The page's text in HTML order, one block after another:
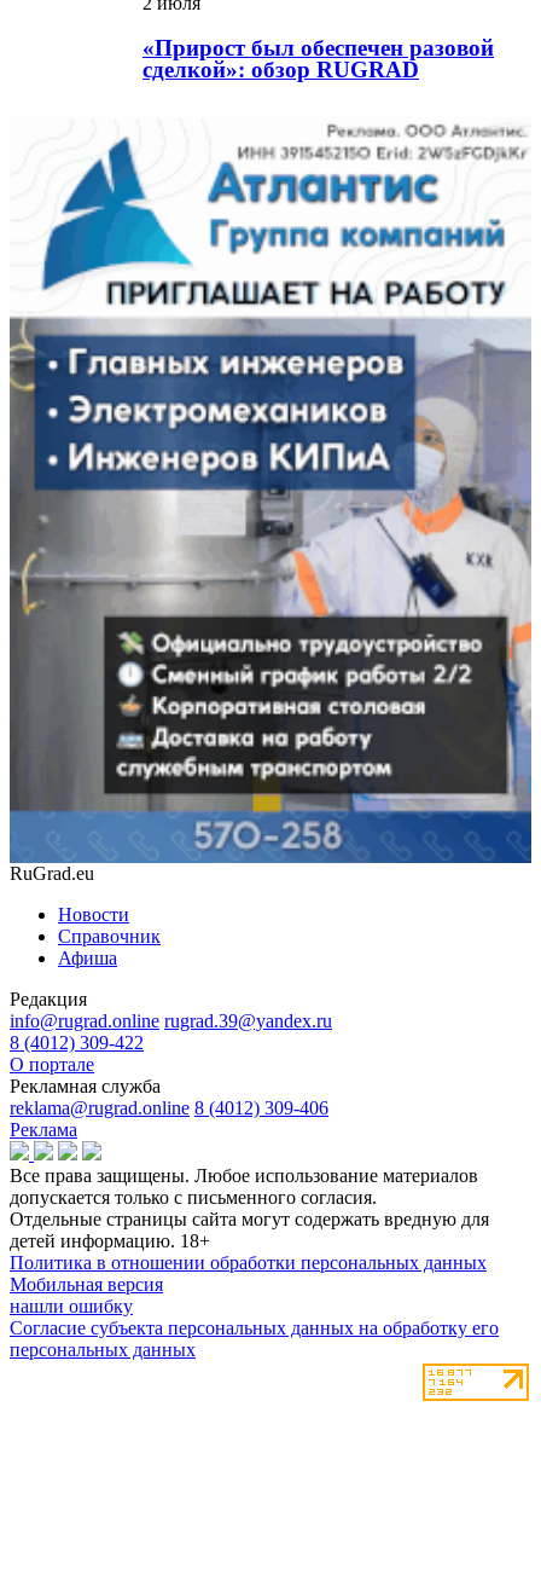
«Прирост был обеспечен разовой
сделкой»: обзор RUGRAD
RuGrad.eu
Новости
Справочник
Афиша
Редакция
info@rugrad.online rugrad.39@yandex.ru
8 (4012) 309-422
О портале
Рекламная служба
reklama@rugrad.online 8 (4012) 309-406
Реклама
Все права защищены. Любое использование материалов
допускается только с письменного согласия.
Отдельные страницы сайта могут содержать вредную для
детей информацию. 18+
Политика в отношении обработки персональных данных
Мобильная версия
нашли ошибку
Согласие субъекта персональных данных на обработку его
персональных данных